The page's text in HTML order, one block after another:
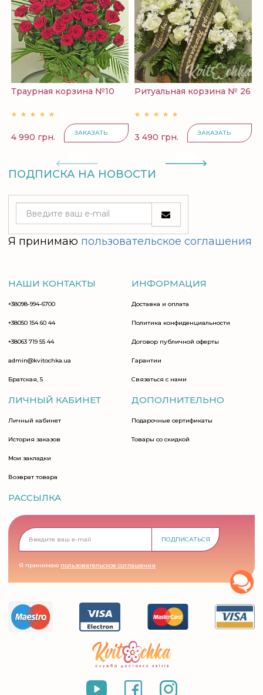
Траурная корзина №10
4 990 грн. ЗАКАЗАТЬ
Ритуальная корзина № 26
3 490 грн. ЗАКАЗАТЬ
ПОДПИСКА НА НОВОСТИ
Я принимаю пользовательское соглашения
НАШИ КОНТАКТЫ
+38098-994-6700
+38050 154 60 44
+38063 719 55 44
admin@kvitochka.ua
Братская, 5
ИНФОРМАЦИЯ
Доставка и оплата
Политика конфиденциальности
Договор публичной оферты
Гарантии
Связаться с нами
ЛИЧНЫЙ КАБИНЕТ
Личный кабинет
История заказов
Мои закладки
Возврат товара
ДОПОЛНИТЕЛЬНО
Подарочные сертификаты
Товары со скидкой
РАССЫЛКА
ПОДПИСАТЬСЯ
Я принимаю пользовательское соглашения